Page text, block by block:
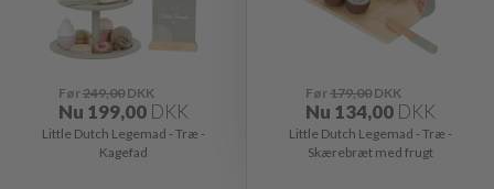
Før249,00DKK
Nu 199,00 DKK
Little Dutch Legemad - Træ -
Kagefad
Før179,00 DKK
Nu 134,00 DKK
Little Dutch Legemad - Træ -
Skærebræt med frugt